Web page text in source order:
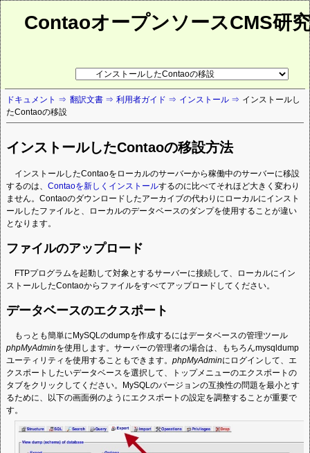
ContaoオープンソースCMS研
ク
先
ー
ドキュメント 翻訳文書 利用者ガイド インストール
インストールし
たContaoの移設
インストールしたContaoの移設方法
インストールしたContaoをローカルのサーバーから稼働中のサーバーに移設
するのは、Contaoを新しくインストールするのに比べてそれほど大きく変わり
ません。Contaoのダウンロードしたアーカイブの代わりにローカルにインスト
ールしたファイルと、ローカルのデータベースのダンプを使用することが違い
となります。
ファイルのアップロード
FTPプログラムを起動して対象とするサーバーに接続して、ローカルにイン
ストールしたContaoからファイルをすべてアップロードしてください。
データベースのエクスポート
もっとも簡単にMySQLのdumpを作成するにはデータベースの管理ツール
phpMyAdminを使用します。サーバーの管理者の場合は、もちろんmysqldump
ユーティリティを使用することもできます。phpMyAdminにログインして、エ
クスポートしたいデータベースを選択して、トップメニューのエクスポートの
タブをクリックしてください。MySQLのバージョンの互換性の問題を最小とす
るために、以下の画面例のようにエクスポートの設定を調整することが重要で
す。